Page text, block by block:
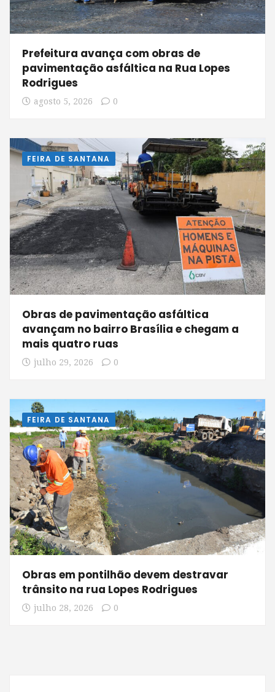
Prefeitura avança com obras de
pavimentação asfáltica na Rua Lopes
Rodrigues
agosto 5, 2026 0
FEIRA DE SANTANA
Obras de pavimentação asfáltica
avançam no bairro Brasília e chegam a
mais quatro ruas
julho 29, 2026 0
FEIRA DE SANTANA
Obras em pontilhão devem destravar
trânsito na rua Lopes Rodrigues
julho 28, 2026 0